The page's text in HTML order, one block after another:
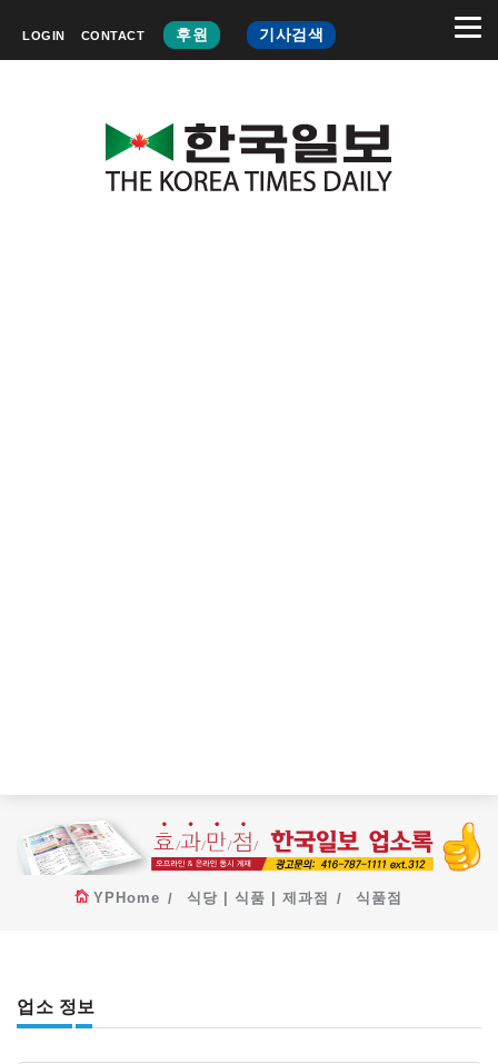
LOGIN CONTACT 후원 기사검색
YPHome 식당 | 식품 | 제과점 식품점
업소 정보